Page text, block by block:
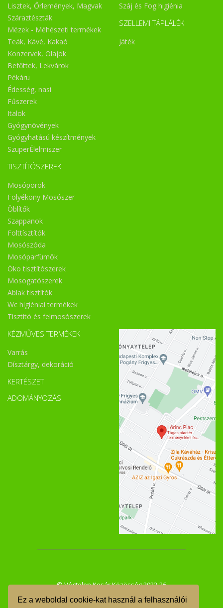
Ez a weboldal cookie-kat használ a felhasználói
Lisztek, Őrlemények, Magvak
Száraztészták
Mézek - Méhészeti termékek
Teák, Kávé, Kakaó
Konzervek, Olajok
Befőttek, Lekvárok
Pékáru
Édesség, nasi
Fűszerek
Italok
Gyógynövények
Gyógyhatású készítmények
SzuperÉlelmiszer
TISZTÍTÓSZEREK
Mosóporok
Folyékony Mosószer
Öblítők
Szappanok
Folttísztítók
Mosószóda
Mosóparfümök
Öko tisztítószerek
Mosogatószerek
Ablak tisztítók
Wc higiéniai termékek
Tisztító és felmosószerek
Száj és Fog higiénia
SZELLEMI TÁPLÁLÉK
Játék
KÉZMŰVES TERMÉKEK
Varrás
Dísztárgy, dekoráció
KERTÉSZET
ADOMÁNYOZÁS
© Végtelen Kosár Közösség 2022-26
ÁSZF